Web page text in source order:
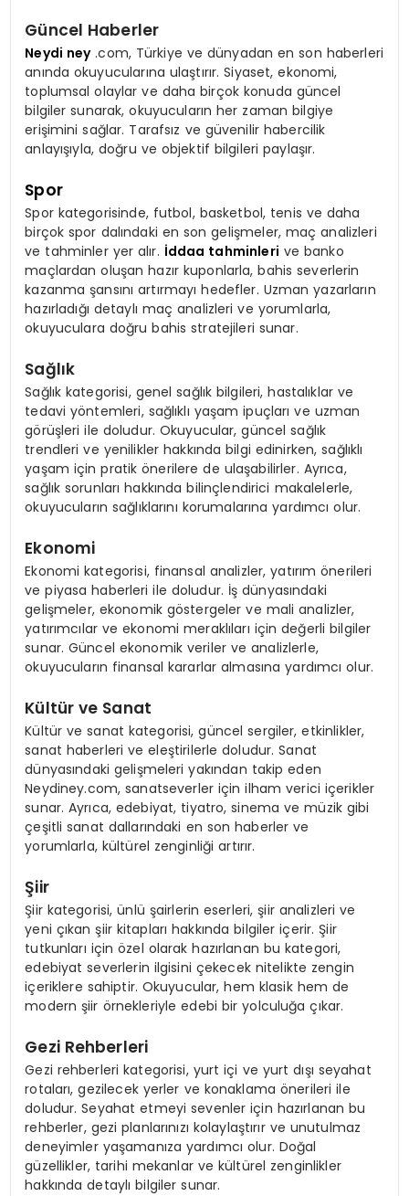
Güncel Haberler
Neydi ney.com, Türkiye ve dünyadan en son haberleri
anında okuyucularına ulaştırır. Siyaset, ekonomi,
toplumsal olaylar ve daha birçok konuda güncel
bilgiler sunarak, okuyucuların her zaman bilgiye
erişimini sağlar. Tarafsız ve güvenilir habercilik
anlayışıyla, doğru ve objektif bilgileri paylaşır.
Spor
Spor kategorisinde, futbol, basketbol, tenis ve daha
birçok spor dalındaki en son gelişmeler, maç analizleri
ve tahminler yer alır. İddaa tahminleri ve banko
maçlardan oluşan hazır kuponlarla, bahis severlerin
kazanma şansını artırmayı hedefler. Uzman yazarların
hazırladığı detaylı maç analizleri ve yorumlarla,
okuyuculara doğru bahis stratejileri sunar.
Sağlık
Sağlık kategorisi, genel sağlık bilgileri, hastalıklar ve
tedavi yöntemleri, sağlıklı yaşam ipuçları ve uzman
görüşleri ile doludur. Okuyucular, güncel sağlık
trendleri ve yenilikler hakkında bilgi edinirken, sağlıklı
yaşam için pratik önerilere de ulaşabilirler. Ayrıca,
sağlık sorunları hakkında bilinçlendirici makalelerle,
okuyucuların sağlıklarını korumalarına yardımcı olur.
Ekonomi
Ekonomi kategorisi, finansal analizler, yatırım önerileri
ve piyasa haberleri ile doludur. İş dünyasındaki
gelişmeler, ekonomik göstergeler ve mali analizler,
yatırımcılar ve ekonomi meraklıları için değerli bilgiler
sunar. Güncel ekonomik veriler ve analizlerle,
okuyucuların finansal kararlar almasına yardımcı olur.
Kültür ve Sanat
Kültür ve sanat kategorisi, güncel sergiler, etkinlikler,
sanat haberleri ve eleştirilerle doludur. Sanat
dünyasındaki gelişmeleri yakından takip eden
Neydiney.com, sanatseverler için ilham verici içerikler
sunar. Ayrıca, edebiyat, tiyatro, sinema ve müzik gibi
çeşitli sanat dallarındaki en son haberler ve
yorumlarla, kültürel zenginliği artırır.
Şiir
Şiir kategorisi, ünlü şairlerin eserleri, şiir analizleri ve
yeni çıkan şiir kitapları hakkında bilgiler içerir. Şiir
tutkunları için özel olarak hazırlanan bu kategori,
edebiyat severlerin ilgisini çekecek nitelikte zengin
içeriklere sahiptir. Okuyucular, hem klasik hem de
modern şiir örnekleriyle edebi bir yolculuğa çıkar.
Gezi Rehberleri
Gezi rehberleri kategorisi, yurt içi ve yurt dışı seyahat
rotaları, gezilecek yerler ve konaklama önerileri ile
doludur. Seyahat etmeyi sevenler için hazırlanan bu
rehberler, gezi planlarınızı kolaylaştırır ve unutulmaz
deneyimler yaşamanıza yardımcı olur. Doğal
güzellikler, tarihi mekanlar ve kültürel zenginlikler
hakkında detaylı bilgiler sunar.